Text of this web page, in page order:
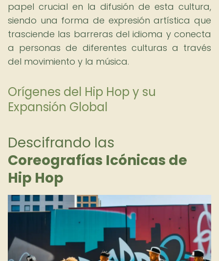
papel crucial en la difusión de esta cultura,
siendo una forma de expresión artística que
trasciende las barreras del idioma y conecta
a personas de diferentes culturas a través
del movimiento y la música.
Orígenes del Hip Hop y su
Expansión Global
Descifrando las
Coreografías Icónicas de
Hip Hop